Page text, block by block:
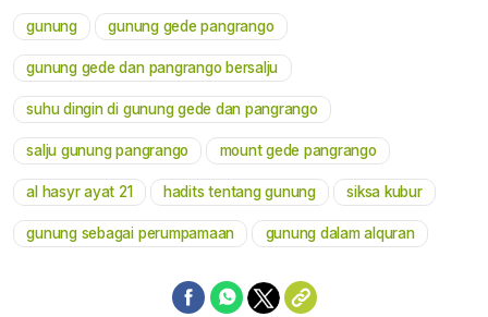
gunung gunung gede pangrango
gunung gede dan pangrango bersalju
suhu dingin di gunung gede dan pangrango
salju gunung pangrango mount gede pangrango
al hasyr ayat 21 hadits tentang gunung siksa kubur
gunung sebagai perumpamaan gunung dalam alquran